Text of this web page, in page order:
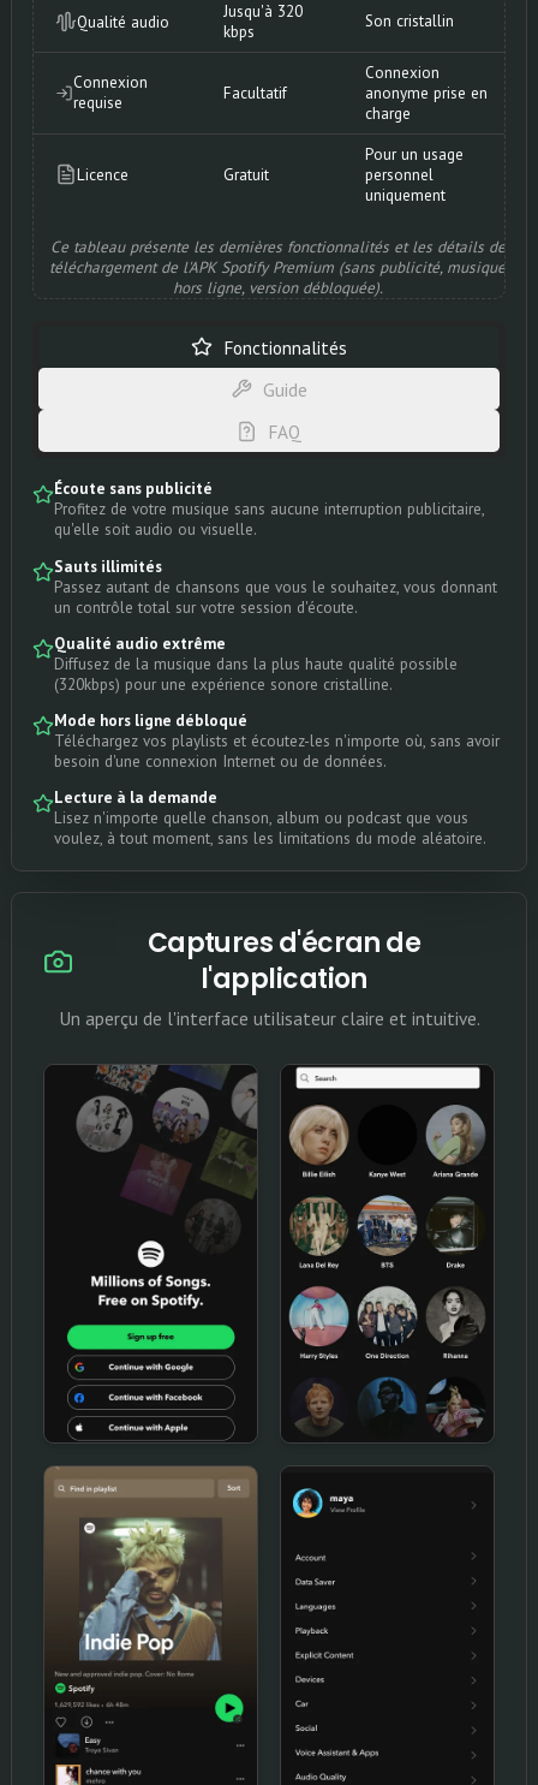
Ce tableau présente les dernières fonctionnalités et les détails de
téléchargement de l'APK Spotify Premium (sans publicité, musique
hors ligne, version débloquée).
Qualité audio
Jusqu'à 320
kbps
Son cristallin
Connexion
requise
Facultatif
Connexion
anonyme prise en
charge
Licence Gratuit
Pour un usage
personnel
uniquement
Fonctionnalités
Guide
FAQ
Écoute sans publicité
Profitez de votre musique sans aucune interruption publicitaire,
qu'elle soit audio ou visuelle.
Sauts illimités
Passez autant de chansons que vous le souhaitez, vous donnant
un contrôle total sur votre session d'écoute.
Qualité audio extrême
Diffusez de la musique dans la plus haute qualité possible
(320kbps) pour une expérience sonore cristalline.
Mode hors ligne débloqué
Téléchargez vos playlists et écoutez-les n'importe où, sans avoir
besoin d'une connexion Internet ou de données.
Lecture à la demande
Lisez n'importe quelle chanson, album ou podcast que vous
voulez, à tout moment, sans les limitations du mode aléatoire.
Captures d'écran de
l'application
Un aperçu de l'interface utilisateur claire et intuitive.